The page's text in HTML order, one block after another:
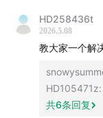
3、在淘宝搜索
号“燕外之意”即
HD258436t
2026.5.08
教大家一个解
HD105471z:
共6条回复